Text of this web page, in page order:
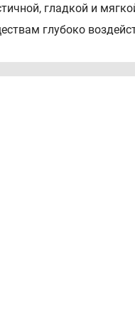
гладкой и
глубоко